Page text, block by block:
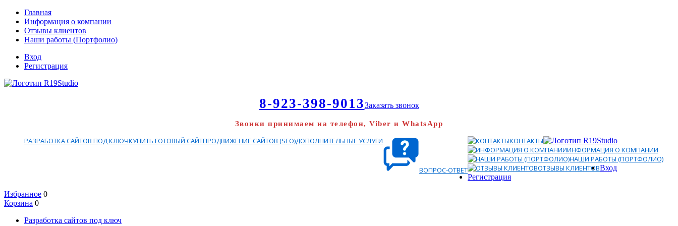
Главная
Информация о компании
Отзывы клиентов
Наши работы (Портфолио)
Вход
Регистрация
8-923-398-9013Заказать звонок
Звонки принимаем на телефон, Viber и WhatsApp
РАЗРАБОТКА САЙТОВ ПОД КЛЮЧКУПИТЬ ГОТОВЫЙ САЙТПРОДВИЖЕНИЕ САЙТОВ (SEO)ДОПОЛНИТЕЛЬНЫЕ УСЛУГИ
ВОПРОС-ОТВЕТ
КОНТАКТЫ
ИНФОРМАЦИЯ О КОМПАНИИ
НАШИ РАБОТЫ (ПОРТФОЛИО)
ОТЗЫВЫ КЛИЕНТОВВход
Регистрация
Избранное 0
Корзина 0
Разработка сайтов под ключ